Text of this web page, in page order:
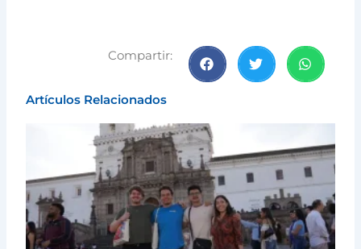
Compartir:
Artículos Relacionados